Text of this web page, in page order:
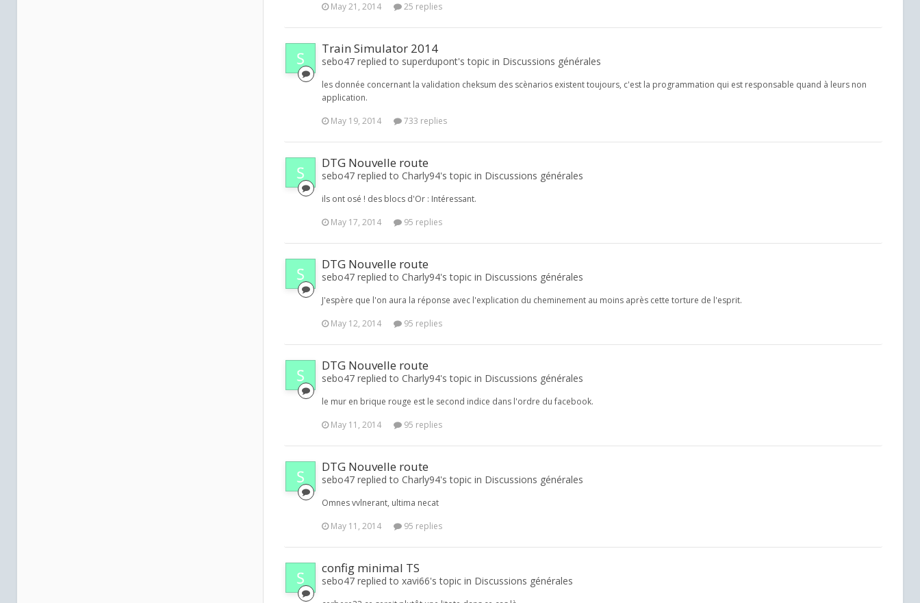
May 21, 2014
25 replies
Train Simulator 2014
sebo47 replied to superdupont's topic in Discussions générales
les donnée concernant la validation cheksum des scènarios existent toujours, c'est la programmation qui est responsable quand à leurs non
application.
May 19, 2014
733 replies
DTG Nouvelle route
sebo47 replied to Charly94's topic in Discussions générales
ils ont osé ! des blocs d'Or : Intéressant.
May 17, 2014
95 replies
DTG Nouvelle route
sebo47 replied to Charly94's topic in Discussions générales
J'espère que l'on aura la réponse avec l'explication du cheminement au moins après cette torture de l'esprit.
May 12, 2014
95 replies
DTG Nouvelle route
sebo47 replied to Charly94's topic in Discussions générales
le mur en brique rouge est le second indice dans l'ordre du facebook.
May 11, 2014
95 replies
DTG Nouvelle route
sebo47 replied to Charly94's topic in Discussions générales
Omnes vvlnerant, ultima necat
May 11, 2014
95 replies
config minimal TS
sebo47 replied to xavi66's topic in Discussions générales